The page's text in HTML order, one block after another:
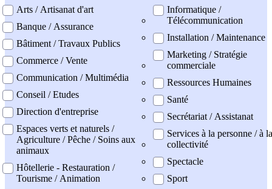
Arts / Artisanat d'art
Banque / Assurance
Bâtiment / Travaux Publics
Commerce / Vente
Communication / Multimédia
Conseil / Etudes
Direction d'entreprise
Espaces verts et naturels /
Agriculture / Pêche / Soins aux
animaux
Hôtellerie - Restauration /
Tourisme / Animation
Informatique /
Télécommunication
Installation / Maintenance
Marketing / Stratégie
commerciale
Ressources Humaines
Santé
Secrétariat / Assistanat
Services à la personne / à la
collectivité
Spectacle
Sport